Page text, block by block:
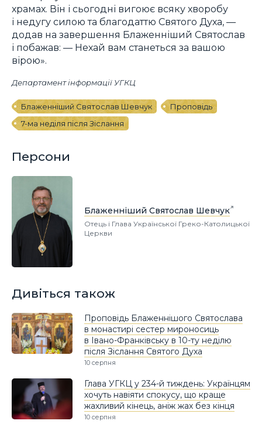
храмах. Він і сьогодні вигоює всяку хворобу
і недугу силою та благодаттю Святого Духа, —
додав на завершення Блаженніший Святослав
і побажав: — Нехай вам станеться за вашою
вірою».
Департамент інформації УГКЦ
Блаженніший Святослав Шевчук
Проповідь
7-ма неділя після Зіслання
Персони
Блаженніший Святослав Шевчук
Отець і Глава Української Греко-Католицької
Церкви
Дивіться також
Проповідь Блаженнішого Святослава
в монастирі сестер мироносиць
в Івано-Франківську в 10-ту неділю
після Зіслання Святого Духа
10 серпня
Глава УГКЦ у 234-й тиждень: Українцям
хочуть навіяти спокусу, що краще
жахливий кінець, аніж жах без кінця
10 серпня